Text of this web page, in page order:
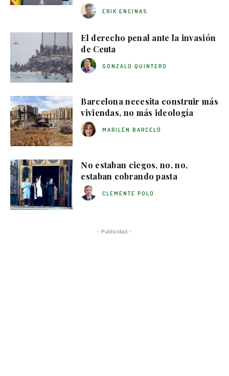
ERIK ENCINAS
El derecho penal ante la invasión
de Ceuta
GONZALO QUINTERO
Barcelona necesita construir más
viviendas, no más ideología
MARILÉN BARCELÓ
No estaban ciegos, no, no,
estaban cobrando pasta
CLEMENTE POLO
- Publicidad -